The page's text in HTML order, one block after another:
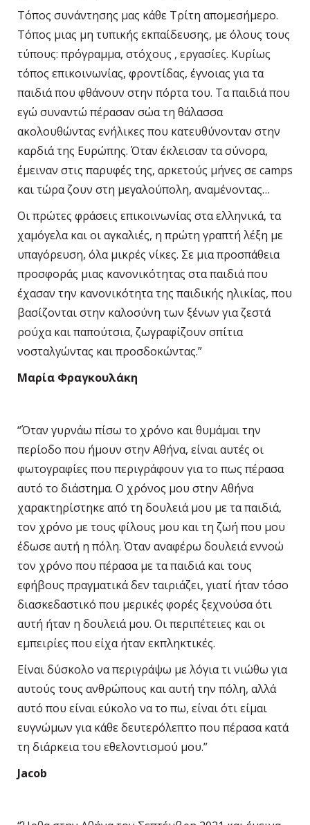
Τόπος συνάντησης μας κάθε Τρίτη απομεσήμερο.
Τόπος μιας μη τυπικής εκπαίδευσης, με όλους τους
τύπους: πρόγραμμα, στόχους , εργασίες. Κυρίως
τόπος επικοινωνίας, φροντίδας, έγνοιας για τα
παιδιά που φθάνουν στην πόρτα του. Τα παιδιά που
εγώ συναντώ πέρασαν σώα τη θάλασσα
ακολουθώντας ενήλικες που κατευθύνονταν στην
καρδιά της Ευρώπης. Όταν έκλεισαν τα σύνορα,
έμειναν στις παρυφές της, αρκετούς μήνες σε camps
και τώρα ζουν στη μεγαλούπολη, αναμένοντας…
Οι πρώτες φράσεις επικοινωνίας στα ελληνικά, τα
χαμόγελα και οι αγκαλιές, η πρώτη γραπτή λέξη με
υπαγόρευση, όλα μικρές νίκες. Σε μια προσπάθεια
προσφοράς μιας κανονικότητας στα παιδιά που
έχασαν την κανονικότητα της παιδικής ηλικίας, που
βασίζονται στην καλοσύνη των ξένων για ζεστά
ρούχα και παπούτσια, ζωγραφίζουν σπίτια
νοσταλγώντας και προσδοκώντας.”
Μαρία Φραγκουλάκη
“Όταν γυρνάω πίσω το χρόνο και θυμάμαι την
περίοδο που ήμουν στην Αθήνα, είναι αυτές οι
φωτογραφίες που περιγράφουν για το πως πέρασα
αυτό το διάστημα. Ο χρόνος μου στην Αθήνα
χαρακτηρίστηκε από τη δουλειά μου με τα παιδιά,
τον χρόνο με τους φίλους μου και τη ζωή που μου
έδωσε αυτή η πόλη. Όταν αναφέρω δουλειά εννοώ
τον χρόνο που πέρασα με τα παιδιά και τους
εφήβους πραγματικά δεν ταιριάζει, γιατί ήταν τόσο
διασκεδαστικό που μερικές φορές ξεχνούσα ότι
αυτή ήταν η δουλειά μου. Οι περιπέτειες και οι
εμπειρίες που είχα ήταν εκπληκτικές.
Είναι δύσκολο να περιγράψω με λόγια τι νιώθω για
αυτούς τους ανθρώπους και αυτή την πόλη, αλλά
αυτό που είναι εύκολο να το πω, είναι ότι είμαι
ευγνώμων για κάθε δευτερόλεπτο που πέρασα κατά
τη διάρκεια του εθελοντισμού μου.”
Jacob